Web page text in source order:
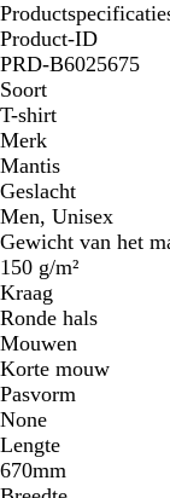
Product-ID
PRD-B6025675
Soort
T-shirt
Merk
Mantis
Geslacht
Men, Unisex
Gewicht van het
150 g/m²
Kraag
Ronde hals
Mouwen
Korte mouw
Pasvorm
None
Lengte
670mm